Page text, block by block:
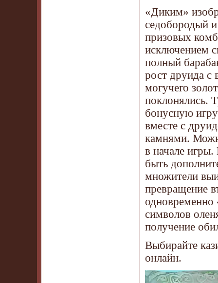
«Диким»
седобородый
призовых
исключением
полный
рост друида с
могучего
поклонялись.
бонусную
вместе с
камнями.
в начале
быть
множители
превращение
одновременно
символов
получение
Выбирайте
онлайн.